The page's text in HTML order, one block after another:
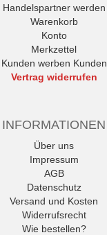
Handelspartner werden
Warenkorb
Konto
Merkzettel
Kunden werben Kunden
Vertrag widerrufen
INFORMATIONEN
Über uns
Impressum
AGB
Datenschutz
Versand und Kosten
Widerrufsrecht
Wie bestellen?